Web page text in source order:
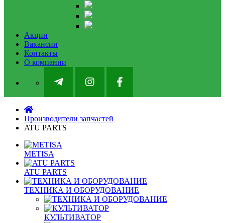
Акции
Вакансии
Контакты
О компании
Производители запчастей
ATU PARTS
METISA
ATU PARTS
ТЕХНИКА И ОБОРУДОВАНИЕ
КУЛЬТИВАТОР